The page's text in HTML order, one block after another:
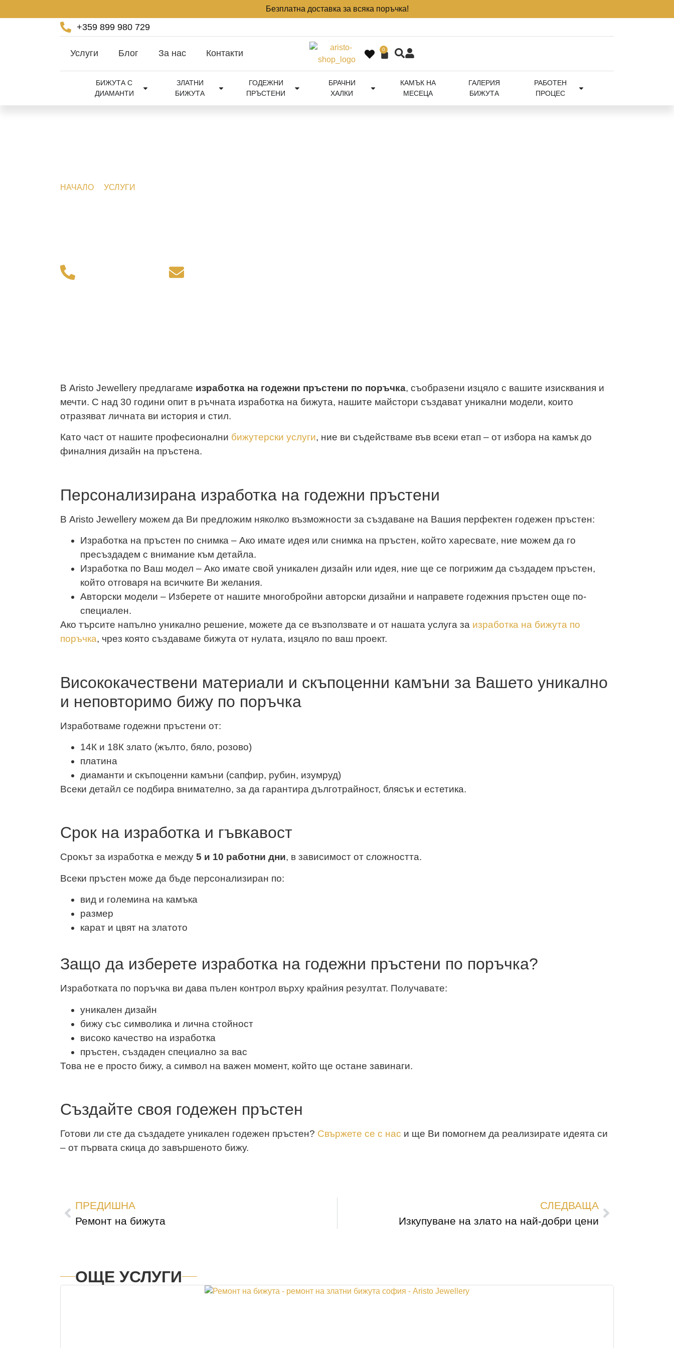
Безплатна доставка за всяка поръчка!
+359 899 980 729
Услуги Блог За нас Контакти 0
БИЖУТА С
ДИАМАНТИ
ЗЛАТНИ
БИЖУТА
ГОДЕЖНИ
ПРЪСТЕНИ
БРАЧНИ
ХАЛКИ
КАМЪК НА
МЕСЕЦА
ГАЛЕРИЯ
БИЖУТА
РАБОТЕН
ПРОЦЕС
НАЧАЛО УСЛУГИ
В Aristo Jewellery предлагаме изработка на годежни пръстени по поръчка, съобразени изцяло с вашите изисквания и
мечти. С над 30 години опит в ръчната изработка на бижута, нашите майстори създават уникални модели, които
отразяват личната ви история и стил.
Като част от нашите професионални бижутерски услуги, ние ви съдействаме във всеки етап – от избора на камък до
финалния дизайн на пръстена.
Персонализирана изработка на годежни пръстени
В Aristo Jewellery можем да Ви предложим няколко възможности за създаване на Вашия перфектен годежен пръстен:
Изработка на пръстен по снимка – Ако имате идея или снимка на пръстен, който харесвате, ние можем да го
пресъздадем с внимание към детайла.
Изработка по Ваш модел – Ако имате свой уникален дизайн или идея, ние ще се погрижим да създадем пръстен,
който отговаря на всичките Ви желания.
Авторски модели – Изберете от нашите многобройни авторски дизайни и направете годежния пръстен още по-
специален.
Ако търсите напълно уникално решение, можете да се възползвате и от нашата услуга за изработка на бижута по
поръчка, чрез която създаваме бижута от нулата, изцяло по ваш проект.
Висококачествени материали и скъпоценни камъни за Вашето уникално
и неповторимо бижу по поръчка
Изработваме годежни пръстени от:
14К и 18К злато (жълто, бяло, розово)
платина
диаманти и скъпоценни камъни (сапфир, рубин, изумруд)
Всеки детайл се подбира внимателно, за да гарантира дълготрайност, блясък и естетика.
Срок на изработка и гъвкавост
Срокът за изработка е между 5 и 10 работни дни, в зависимост от сложността.
Всеки пръстен може да бъде персонализиран по:
вид и големина на камъка
размер
карат и цвят на златото
Защо да изберете изработка на годежни пръстени по поръчка?
Изработката по поръчка ви дава пълен контрол върху крайния резултат. Получавате:
уникален дизайн
бижу със символика и лична стойност
високо качество на изработка
пръстен, създаден специално за вас
Това не е просто бижу, а символ на важен момент, който ще остане завинаги.
Създайте своя годежен пръстен
Готови ли сте да създадете уникален годежен пръстен? Свържете се с нас и ще Ви помогнем да реализирате идеята си
– от първата скица до завършеното бижу.
ПРЕДИШНА
Ремонт на бижута
СЛЕДВАЩА
Изкупуване на злато на най-добри цени
ОЩЕ УСЛУГИ